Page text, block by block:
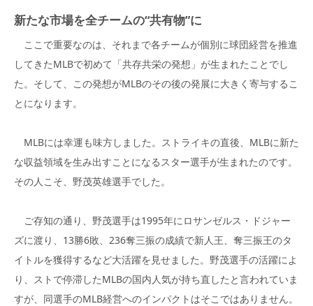
新たな市場を全チームの“共有物”に
ここで重要なのは、それまで各チームが個別に球団経営を推進
してきたMLBで初めて「共存共栄の発想」が生まれたことでし
た。そして、この発想がMLBのその後の発展に大きく寄与するこ
とになります。
MLBには幸運も味方しました。ストライキの直後、MLBに新た
な収益領域を生み出すことになるスター選手が生まれたのです。
その人こそ、野茂英雄選手でした。
ご存知の通り、野茂選手は1995年にロサンゼルス・ドジャー
ズに渡り、13勝6敗、236奪三振の成績で新人王、奪三振王のタ
イトルを獲得するなど大活躍を見せました。野茂選手の活躍によ
り、ストで停滞したMLBの国内人気が持ち直したと言われていま
すが、同選手のMLB経営へのインパクトはそこではありません。